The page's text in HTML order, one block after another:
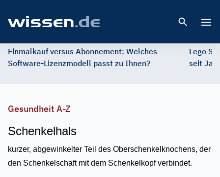
Einmalkauf versus Abonnement: Welches
Software-Lizenzmodell passt zu Ihnen?
Lego
seit
Gesundheit A-Z
Schenkelhals
kurzer, abgewinkelter Teil des Oberschenkelknochens, der
den Schenkelschaft mit dem Schenkelkopf verbindet.